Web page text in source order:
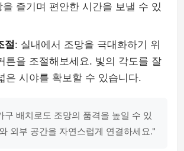
을 즐기며 편안한 시간을 보낼 수 있
절: 실내에서 조망을 극대화하기 위
튼을 조절해보세요. 빛의 각도를 잘
은 시야를 확보할 수 있습니다.
구 배치로도 조망의 품격을 높일 수 있
외부 공간을 자연스럽게 연결하세요."